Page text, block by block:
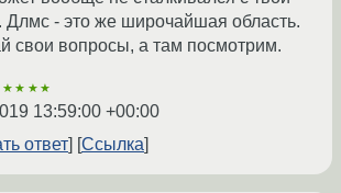
Длмс - это же широчайшая область.
свои вопросы, а там посмотрим.
13:59:00 +00:00
ответ
Ссылка